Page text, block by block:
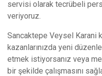
servisi olarak tecrübeli
veriyoruz.
Sancaktepe Veysel Karani
kazanlarınızda yeni
etmek istiyorsanız veya
bir şekilde çalışmasını